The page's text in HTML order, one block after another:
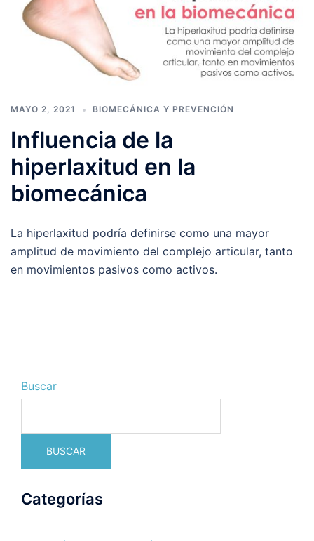
MAYO 2, 2021 BIOMECÁNICA Y PREVENCIÓN
Influencia de la
hiperlaxitud en la
biomecánica
La hiperlaxitud podría definirse como una mayor
amplitud de movimiento del complejo articular, tanto
en movimientos pasivos como activos.
Buscar
BUSCAR
Categorías